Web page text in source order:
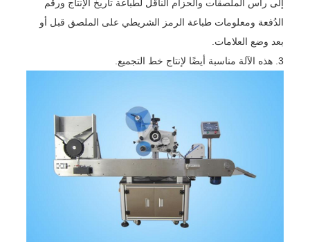
إلى رأس الملصقات والحزام الناقل لطباعة تاريخ الإنتاج ورقم
الدُفعة ومعلومات طباعة الرمز الشريطي على الملصق قبل أو
بعد وضع العلامات.
3. هذه الآلة مناسبة أيضًا لإنتاج خط التجميع.